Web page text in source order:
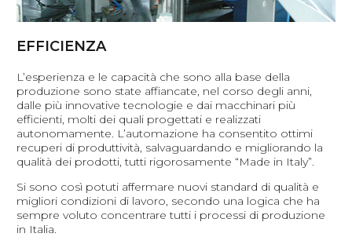
EFFICIENZA
L’esperienza e le capacità che sono alla base della
produzione sono state affiancate, nel corso degli anni,
dalle più innovative tecnologie e dai macchinari più
efficienti, molti dei quali progettati e realizzati
autonomamente. L’automazione ha consentito ottimi
recuperi di produttività, salvaguardando e migliorando la
qualità dei prodotti, tutti rigorosamente “Made in Italy”.
Si sono così potuti affermare nuovi standard di qualità e
migliori condizioni di lavoro, secondo una logica che ha
sempre voluto concentrare tutti i processi di produzione
in Italia.